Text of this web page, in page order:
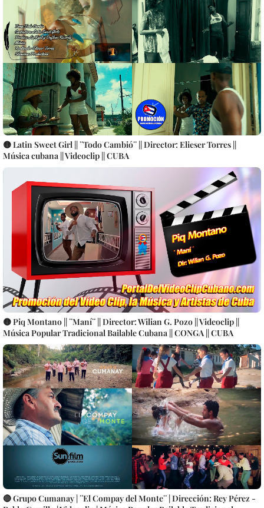
🟡 Latin Sweet Girl || ¨Todo Cambió¨ || Director: Elieser Torres ||
Música cubana || Videoclip || CUBA
🟡 Piq Montano || ¨Maní¨ || Director: Wilian G. Pozo || Videoclip ||
Música Popular Tradicional Bailable Cubana || CONGA || CUBA
🔴 Grupo Cumanay | ¨El Compay del Monte¨ | Dirección: Rey Pérez -